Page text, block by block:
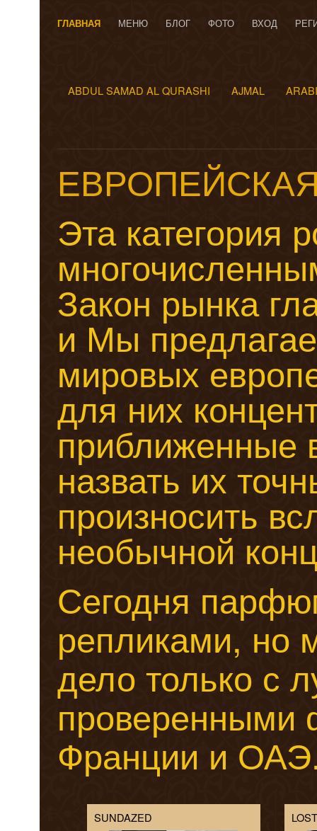
ГЛАВНАЯ МЕНЮ БЛОГ ФОТО ВХОД
ABDUL SAMAD AL QURASHI AJMAL
Эта категория
Закон рынка
и Мы
мировых
для них
приближенные
назвать их
произносить
необычной
Сегодня
репликами, но
дело только с
проверенными
Франции и
SUNDAZED